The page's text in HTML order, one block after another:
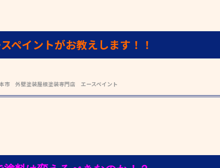
ペイントがお教えします！！
市 外壁塗装屋根塗装専門店 エースペイント